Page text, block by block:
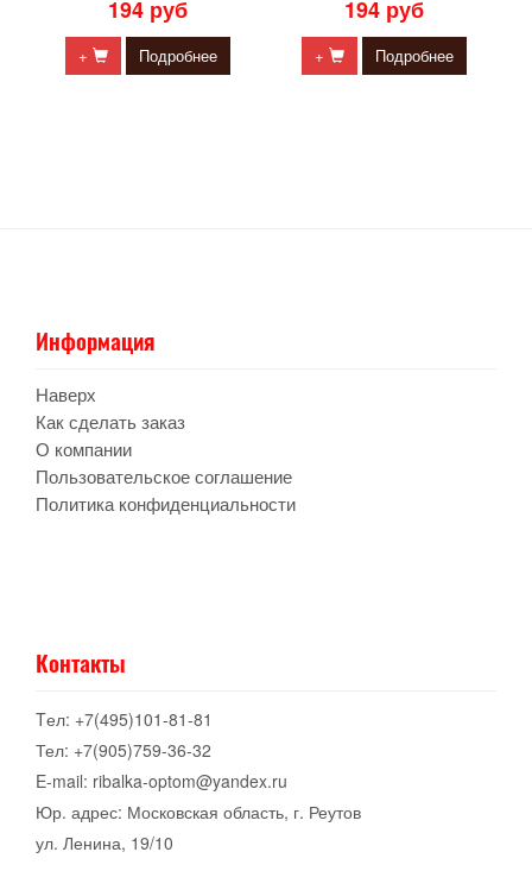
194 руб
+ Подробнее
194 руб
+ Подробнее
Информация
Наверх
Как сделать заказ
О компании
Пользовательское соглашение
Политика конфиденциальности
Контакты
Tел: +7(495)101-81-81
Тел: +7(905)759-36-32
E-mail: ribalka-optom@yandex.ru
Юр. адрес: Московская область, г. Реутов
ул. Ленина, 19/10